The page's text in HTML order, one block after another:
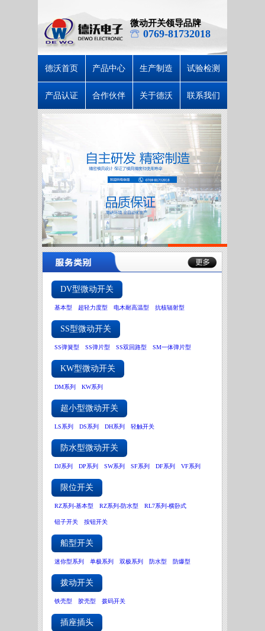
微动开关领导品牌
0769-81732018
德沃首页 产品中心 生产制造 试验检测
产品认证 合作伙伴 关于德沃 联系我们
DV型微动开关
基本型 超轻力度型 电木耐高温型 抗核辐射型
SS型微动开关
SS弹簧型 SS弹片型 SS双回路型 SM一体弹片型
KW型微动开关
DM系列 KW系列
超小型微动开关
LS系列 DS系列 DH系列 轻触开关
防水型微动开关
DJ系列 DP系列 SW系列 SF系列 DF系列 VF系列
限位开关
RZ系列-基本型 RZ系列-防水型 RL7系列-横卧式
钮子开关 按钮开关
船型开关
迷你型系列 单极系列 双极系列 防水型 防爆型
拨动开关
铁壳型 胶壳型 拨码开关
插座插头